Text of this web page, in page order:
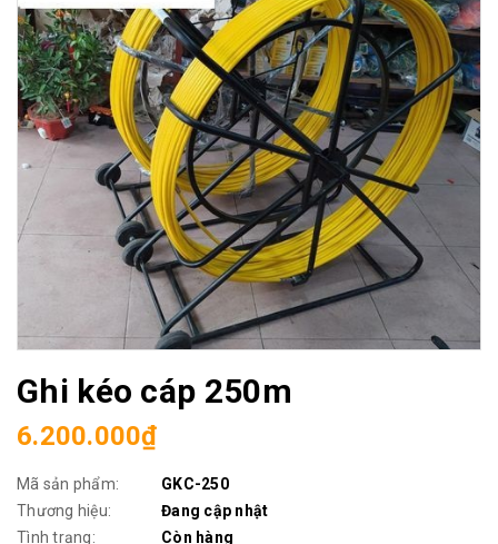
Ghi kéo cáp 250m
6.200.000₫
Mã sản phẩm:
GKC-250
Thương hiệu:
Đang cập nhật
Tình trạng:
Còn hàng